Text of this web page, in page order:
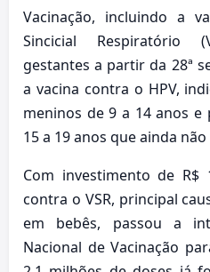
Vacinação, incluindo a
Sincicial Respiratório
gestantes a partir da 28ª
a vacina contra o HPV,
meninos de 9 a 14 anos e
15 a 19 anos que ainda
Com investimento de R$
contra o VSR, principal
em bebês, passou a
Nacional de Vacinação